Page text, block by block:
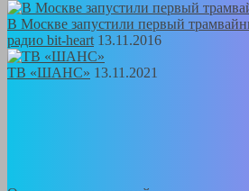
В Москве запустили первый
радио bit-heart 13.11.2016
ТВ «ШАНС» 13.11.2021